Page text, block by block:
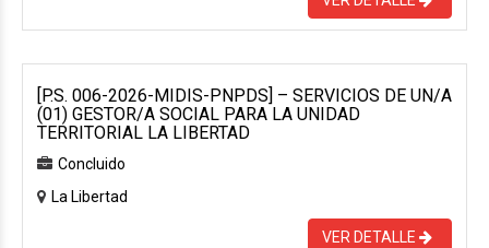
[P.S. 006-2026-MIDIS-PNPDS] – SERVICIOS DE UN/A
(01) GESTOR/A SOCIAL PARA LA UNIDAD
TERRITORIAL LA LIBERTAD
Concluido
La Libertad
VER DETALLE